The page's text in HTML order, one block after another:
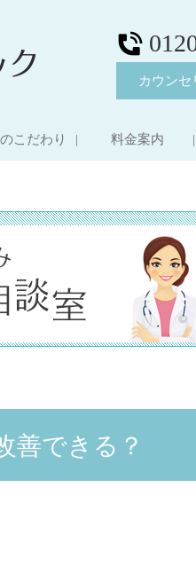
カウン
こだわり 料金案内
善できる？